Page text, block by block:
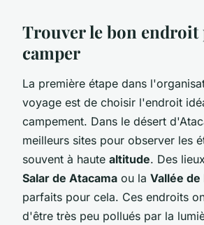
Trouver le bon endroit
camper
La première étape dans
voyage est de choisir l'endroit
campement. Dans le désert
meilleurs sites pour observer les
souvent à haute altitude. Des
Salar de Atacama ou la Vallée de
parfaits pour cela. Ces endroits
d'être très peu pollués par la